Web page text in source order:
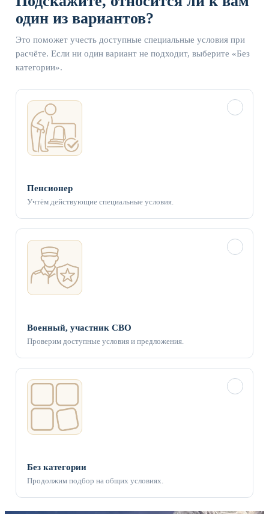
один из вариантов?
Это поможет учесть доступные специальные условия при
расчёте. Если ни один вариант не подходит, выберите «Без
категории».
Пенсионер
Учтём действующие специальные условия.
Военный, участник СВО
Проверим доступные условия и предложения.
Без категории
Продолжим подбор на общих условиях.